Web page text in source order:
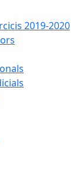
2019-2020